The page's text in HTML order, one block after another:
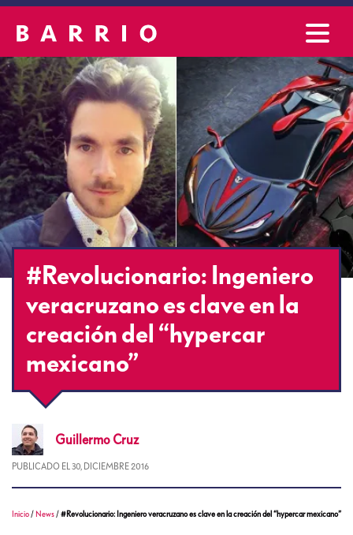
#Revolucionario: Ingeniero
veracruzano es clave en la
creación del “hypercar
mexicano”
Guillermo Cruz
PUBLICADO EL 30, DICIEMBRE 2016
Inicio / News /#Revolucionario: Ingeniero veracruzano es clave en la creación del “hypercar mexicano”